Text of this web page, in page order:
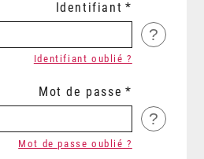
Identifiant
?
Identifiant oublié ?
Mot de passe
?
Mot de passe oublié ?